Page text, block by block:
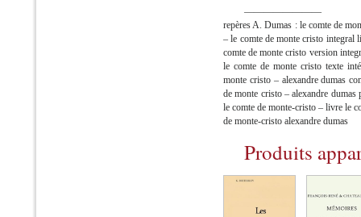
————————
repères A. Dumas : le comte de
– le comte de monte cristo integral
comte de monte cristo version
le comte de monte cristo texte
monte cristo – alexandre dumas
de monte cristo – alexandre dumas
le comte de monte-cristo – livre le
de monte-cristo alexandre dumas
Produits